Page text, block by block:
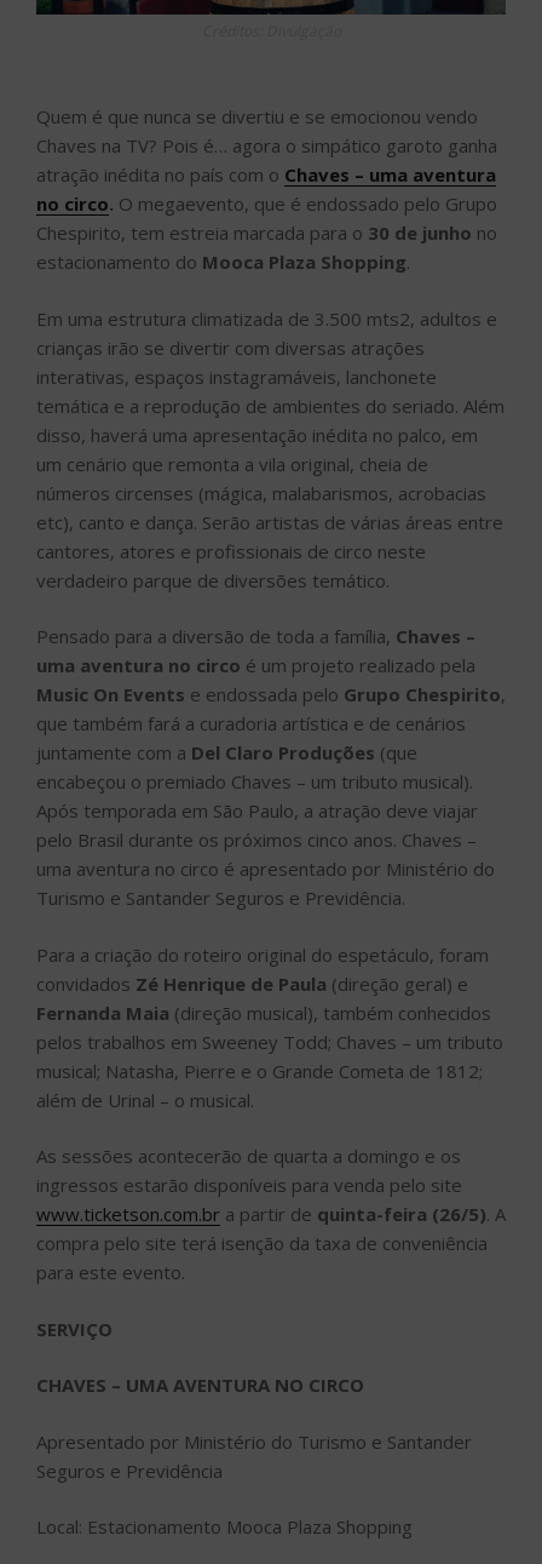
Quem é que nunca se divertiu e se emocionou vendo
Chaves na TV? Pois é… agora o simpático garoto ganha
atração inédita no país com o Chaves – uma aventura
no circo. O megaevento, que é endossado pelo Grupo
Chespirito, tem estreia marcada para o 30 de junho no
estacionamento do Mooca Plaza Shopping.
Em uma estrutura climatizada de 3.500 mts2, adultos e
crianças irão se divertir com diversas atrações
interativas, espaços instagramáveis, lanchonete
temática e a reprodução de ambientes do seriado. Além
disso, haverá uma apresentação inédita no palco, em
um cenário que remonta a vila original, cheia de
números circenses (mágica, malabarismos, acrobacias
etc), canto e dança. Serão artistas de várias áreas entre
cantores, atores e profissionais de circo neste
verdadeiro parque de diversões temático.
Pensado para a diversão de toda a família, Chaves –
uma aventura no circo é um projeto realizado pela
Music On Events e endossada pelo Grupo Chespirito,
que também fará a curadoria artística e de cenários
juntamente com a Del Claro Produções (que
encabeçou o premiado Chaves – um tributo musical).
Após temporada em São Paulo, a atração deve viajar
pelo Brasil durante os próximos cinco anos. Chaves –
uma aventura no circo é apresentado por Ministério do
Turismo e Santander Seguros e Previdência.
Para a criação do roteiro original do espetáculo, foram
convidados Zé Henrique de Paula (direção geral) e
Fernanda Maia (direção musical), também conhecidos
pelos trabalhos em Sweeney Todd; Chaves – um tributo
musical; Natasha, Pierre e o Grande Cometa de 1812;
além de Urinal – o musical.
As sessões acontecerão de quarta a domingo e os
ingressos estarão disponíveis para venda pelo site
www.ticketson.com.br a partir de quinta-feira (26/5). A
compra pelo site terá isenção da taxa de conveniência
para este evento.
SERVIÇO
CHAVES – UMA AVENTURA NO CIRCO
Apresentado por Ministério do Turismo e Santander
Seguros e Previdência
Local: Estacionamento Mooca Plaza Shopping